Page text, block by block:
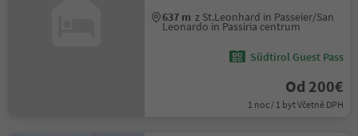
637 m z St.Leonhard in Passeier/San
Leonardo in Passiria centrum
Südtirol Guest Pass
Od 200€
1 noc / 1 byt Včetně DPH